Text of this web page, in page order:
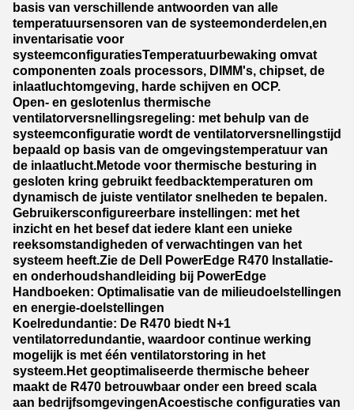
basis van verschillende antwoorden van alle
temperatuursensoren van de systeemonderdelen,en
inventarisatie voor
systeemconfiguratiesTemperatuurbewaking omvat
componenten zoals processors, DIMM's, chipset, de
inlaatluchtomgeving, harde schijven en OCP.
Open- en geslotenlus thermische
ventilatorversnellingsregeling: met behulp van de
systeemconfiguratie wordt de ventilatorversnellingstijd
bepaald op basis van de omgevingstemperatuur van
de inlaatlucht.Metode voor thermische besturing in
gesloten kring gebruikt feedbacktemperaturen om
dynamisch de juiste ventilator snelheden te bepalen.
Gebruikersconfigureerbare instellingen: met het
inzicht en het besef dat iedere klant een unieke
reeksomstandigheden of verwachtingen van het
systeem heeft.Zie de Dell PowerEdge R470 Installatie-
en onderhoudshandleiding bij PowerEdge
Handboeken: Optimalisatie van de milieudoelstellingen
en energie-doelstellingen
Koelredundantie: De R470 biedt N+1
ventilatorredundantie, waardoor continue werking
mogelijk is met één ventilatorstoring in het
systeem.Het geoptimaliseerde thermische beheer
maakt de R470 betrouwbaar onder een breed scala
aan bedrijfsomgevingenAcoestische configuraties van